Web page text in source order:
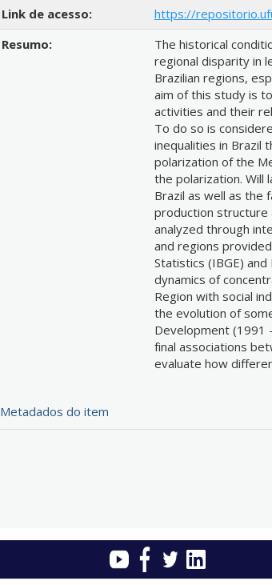
Link de acesso:
https://
Resumo:
The historical
regional disparity in
Brazilian regions,
aim of this study is
activities and their
To do so is
inequalities in Brazil
polarization of the
the polarization. Will
Brazil as well as the
production structure
analyzed through
and regions
Statistics (IBGE)
dynamics of
Region with social
the evolution of
Development (1991
final associations
evaluate how
Metadados do item